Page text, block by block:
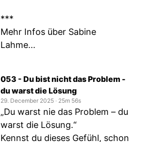
***
Mehr Infos über Sabine
Lahme...
053 - Du bist nicht das Problem -
du warst die Lösung
29. December 2025 ‧ 25m 56s
„Du warst nie das Problem – du
warst die Lösung.“
Kennst du dieses Gefühl, schon